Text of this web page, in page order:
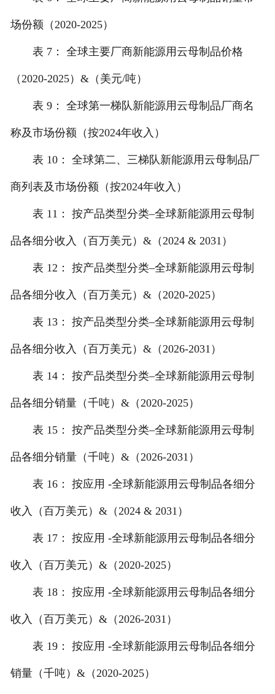
场份额（2020-2025）
表 7： 全球主要厂商新能源用云母制品价格
（2020-2025）&（美元/吨）
表 9： 全球第一梯队新能源用云母制品厂商名
称及市场份额（按2024年收入）
表 10： 全球第二、三梯队新能源用云母制品厂
商列表及市场份额（按2024年收入）
表 11： 按产品类型分类–全球新能源用云母制
品各细分收入（百万美元）&（2024 & 2031）
表 12： 按产品类型分类–全球新能源用云母制
品各细分收入（百万美元）&（2020-2025）
表 13： 按产品类型分类–全球新能源用云母制
品各细分收入（百万美元）&（2026-2031）
表 14： 按产品类型分类–全球新能源用云母制
品各细分销量（千吨）&（2020-2025）
表 15： 按产品类型分类–全球新能源用云母制
品各细分销量（千吨）&（2026-2031）
表 16： 按应用 -全球新能源用云母制品各细分
收入（百万美元）&（2024 & 2031）
表 17： 按应用 -全球新能源用云母制品各细分
收入（百万美元）&（2020-2025）
表 18： 按应用 -全球新能源用云母制品各细分
收入（百万美元）&（2026-2031）
表 19： 按应用 -全球新能源用云母制品各细分
销量（千吨）&（2020-2025）